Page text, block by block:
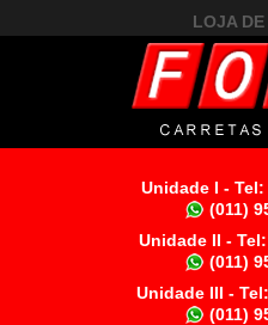
LOJA
Unidade I - Tel:
(011)
Unidade II -
(011)
Unidade III -
(011)